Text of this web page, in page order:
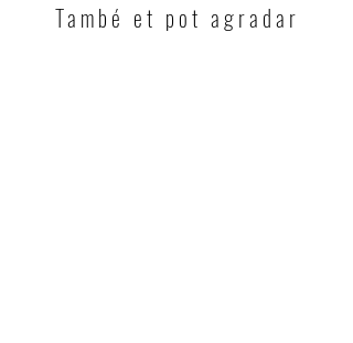
També et pot agradar